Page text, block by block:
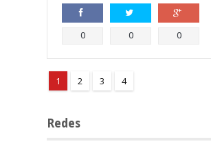
Compartir
0 Compartir
0 Compartir
0
1 2 3 4
Redes